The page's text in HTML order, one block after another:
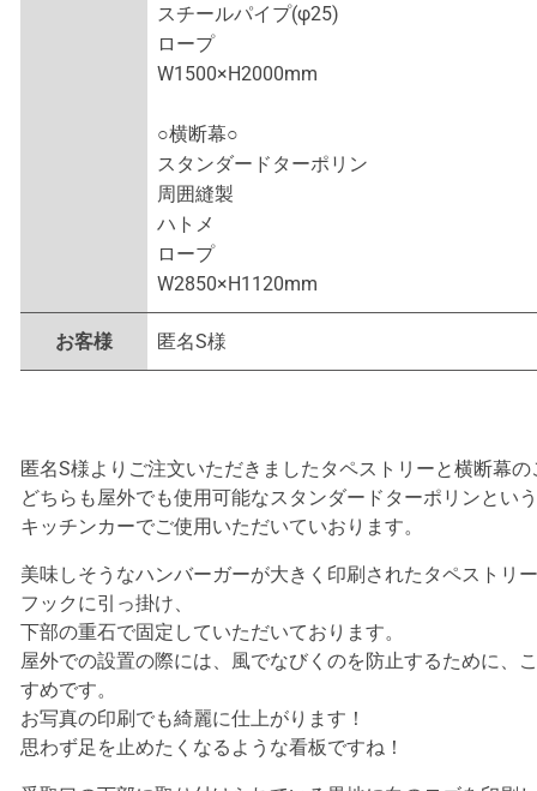
スチールパイプ(φ25)
ロープ
W1500×H2000mm
○横断幕○
スタンダードターポリン
周囲縫製
ハトメ
ロープ
W2850×H1120mm
お客様 匿名S様
匿名S様よりご注文いただきましたタペストリーと横断幕
どちらも屋外でも使用可能なスタンダードターポリンとい
キッチンカーでご使用いただいていおります。
美味しそうなハンバーガーが大きく印刷されたタペストリ
フックに引っ掛け、
下部の重石で固定していただいております。
屋外での設置の際には、風でなびくのを防止するために、
すめです。
お写真の印刷でも綺麗に仕上がります！
思わず足を止めたくなるような看板ですね！